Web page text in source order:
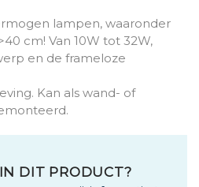
lampen, waaronder
cm! Van 10W tot 32W,
en de frameloze
Kan als wand- of
DIT PRODUCT?